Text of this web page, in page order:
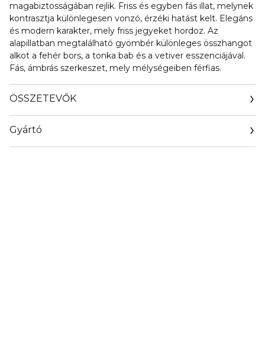
magabiztosságában rejlik. Friss és egyben fás illat, melynek
kontrasztja különlegesen vonzó, érzéki hatást kelt. Elegáns
és modern karakter, mely friss jegyeket hordoz. Az
alapillatban megtalálható gyömbér különleges összhangot
alkot a fehér bors, a tonka bab és a vetiver esszenciájával.
Fás, ámbrás szerkeszet, mely mélységeiben férfias.
ÖSSZETEVŐK
Gyártó